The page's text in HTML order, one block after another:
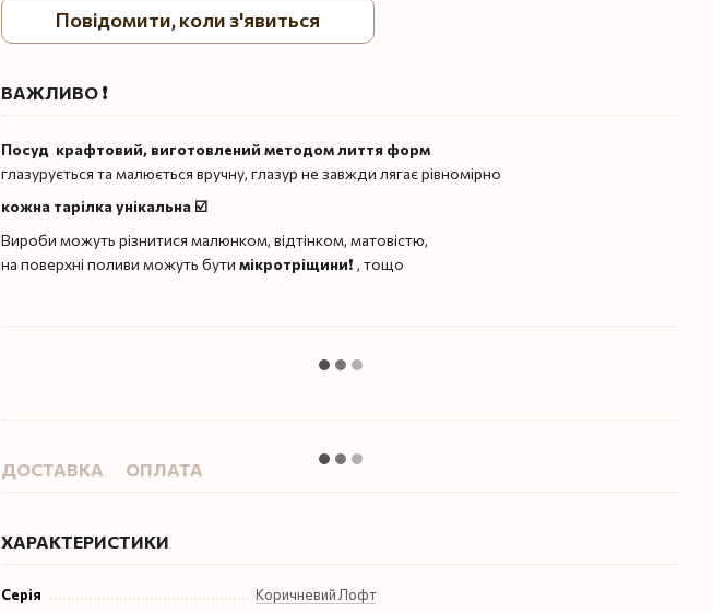
Повідомити, коли з'явиться
ВАЖЛИВО ❗️
Посуд крафтовий, виготовлений методом лиття форм
глазурується та малюється вручну, глазур не завжди лягає рівномірно
кожна тарілка унікальна ☑️
Вироби можуть різнитися малюнком, відтінком, матовістю,
на поверхні поливи можуть бути мікротріщини❗️ , тощо
ДОСТАВКА ОПЛАТА
ХАРАКТЕРИСТИКИ
Серія Коричневий Лофт